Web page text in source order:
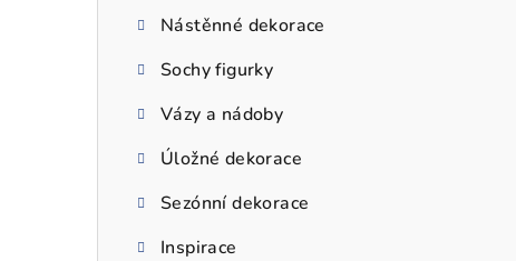
Nástěnné dekorace
Sochy figurky
Vázy a nádoby
Úložné dekorace
Sezónní dekorace
Inspirace